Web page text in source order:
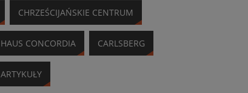
CHRZEŚCIJAŃSKIE CENTRUM
HAUS CONCORDIA CARLSBERG